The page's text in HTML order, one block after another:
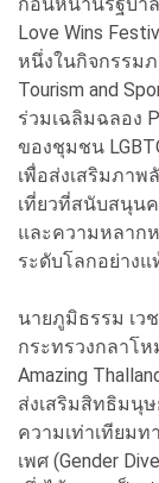
Love Wins
หนึ่งในกิจกรรมภ
Tourism and
ร่วมเฉลิมฉลอง
ของชุมชน
เพื่อส่งเสริมภา
เที่ยวที่สนับสนุนค
และความหลากห
ระดับโลกอย่างแ
นายภูมิธรรม เว
กระทรวงกลาโห
Amazing
ส่งเสริมสิทธิมนุ
ความเท่าเทียม
เพศ (Gender